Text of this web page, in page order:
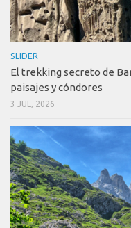
SLIDER
El trekking secreto de
paisajes y cóndores
3 JUL, 2026